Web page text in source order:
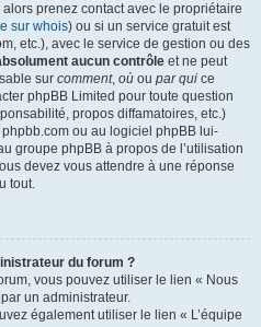
prenez contact avec le propriétaire
sur whois) ou si un service gratuit est
etc.), avec le service de gestion ou des
aucun contrôle et ne peut
sur comment, où ou par qui ce
phpBB Limited pour toute question
propos diffamatoires, etc.)
ou au logiciel phpBB lui-
groupe phpBB à propos de l’utilisation
devez vous attendre à une réponse
tout.
du forum ?
vous pouvez utiliser le lien « Nous
un administrateur.
également utiliser le lien « L’équipe